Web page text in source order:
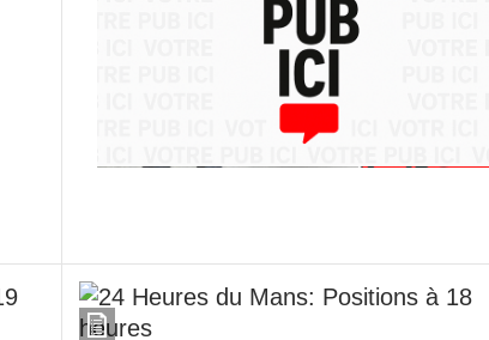
les coulisses
Découverte de la nouvelle Ferrari